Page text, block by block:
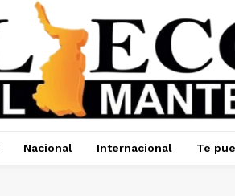
Nacional Internacional Te